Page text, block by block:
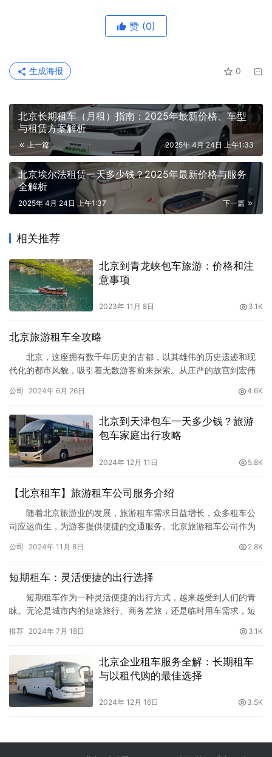
赞 (0)
0
生成海报
北京长期租车（月租）指南：2025年最新价格、车型
与租赁方案解析
上一篇 2025年 4月 24日 上午1:33
北京埃尔法租赁一天多少钱？2025年最新价格与服务
全解析
下一篇
2025年 4月 24日 上午1:37
相关推荐
北京到青龙峡包车旅游：价格和注
意事项
2023年 11月 8日 3.1K
北京旅游租车全攻略
北京，这座拥有数千年历史的古都，以其雄伟的历史遗迹和现
代化的都市风貌，吸引着无数游客前来探索。从庄严的故宫到宏伟
点成为了每个游客的关注点。租车游览北京，提供了一种方便、灵
京旅游租车的各种选择、注意事项、推荐的租车公司以及经典的自
驾游线路。 …
公司 2024年 6月 26日 4.6K
北京到天津包车一天多少钱？旅游
包车家庭出行攻略
2024年 12月 11日 5.8K
【北京租车】旅游租车公司服务介绍
随着北京旅游业的发展，旅游租车需求日益增长，众多租车公
司应运而生，为游客提供便捷的交通服务。北京旅游租车公司作为
务，帮助客户轻松游览首都名胜古迹和周边景点。无论是短途自驾
活多样的租车方案和车型选择。 北京旅游租车公司服务范围
北京旅…
公司 2024年 11月 8日 2.8K
短期租车：灵活便捷的出行选择
短期租车作为一种灵活便捷的出行方式，越来越受到人们的青
睐。无论是城市内的短途旅行、商务差旅，还是临时用车需求，短
车的优势、适用场景、热门平台及其服务特色，并提供一些租车建
用户的具体需求选择租赁时长，从几小时到几天不等，灵活满足各
种临时…
推荐 2024年 7月 18日 3.1K
北京企业租车服务全解：长期租车
与以租代购的最佳选择
2024年 12月 16日 3.5K